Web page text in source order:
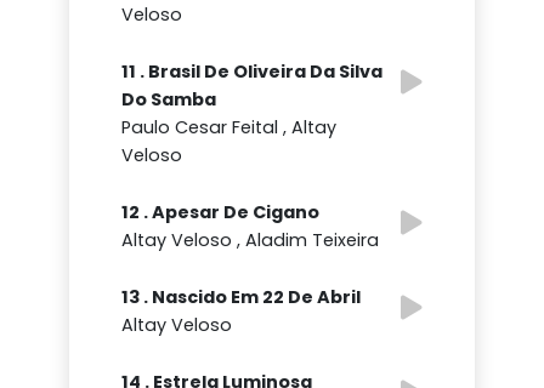
Veloso
11 . Brasil De Oliveira Da Silva
Do Samba
Paulo Cesar Feital , Altay
Veloso
12 . Apesar De Cigano
Altay Veloso , Aladim Teixeira
13 . Nascido Em 22 De Abril
Altay Veloso
14 . Estrela Luminosa